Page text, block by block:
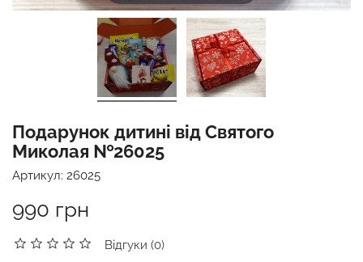
Подарунок дитині від Святого
Миколая №26025
Артикул: 26025
990 грн
Відгуки (0)